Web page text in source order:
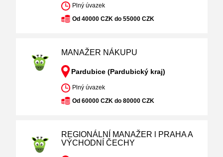
Plný úvazek
Od 40000 CZK do 55000 CZK
MANAŽER NÁKUPU
Pardubice (Pardubický kraj)
Plný úvazek
Od 60000 CZK do 80000 CZK
REGIONÁLNÍ MANAŽER l PRAHA A
VÝCHODNÍ ČECHY